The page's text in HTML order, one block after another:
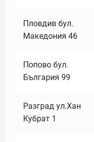
Пловдив бул.
Македония 46
Попово бул.
България 99
Разград ул.Хан
Кубрат 1